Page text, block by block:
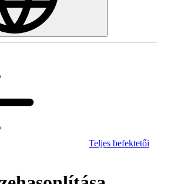
Teljes befektetői